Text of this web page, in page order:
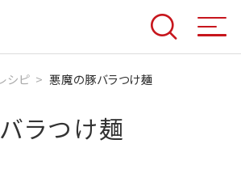
シピ 悪魔の豚バラつけ麺
ラつけ麺